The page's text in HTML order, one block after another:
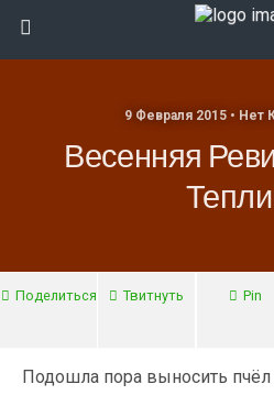
9 Февраля 2015 • Нет
Весенняя
Поделиться Твитнуть Pin
Подошла пора выносить